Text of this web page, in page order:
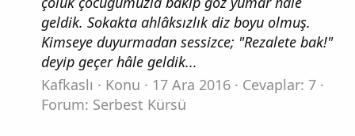
geldik. Sokakta ahlâksızlık diz boyu olmuş.
Kimseye duyurmadan sessizce; "Rezalete bak!"
deyip geçer hâle geldik...
Kafkaslı
Konu 17 Ara 2016
Cevaplar: 7
Forum: Serbest Kürsü